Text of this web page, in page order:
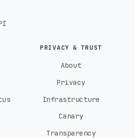
PRIVACY & TRUST
About
Privacy
Infrastructure
Canary
Transparency